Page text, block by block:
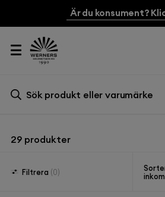
Är du konsument?
Sök
29 produkter
Filtrera (0)